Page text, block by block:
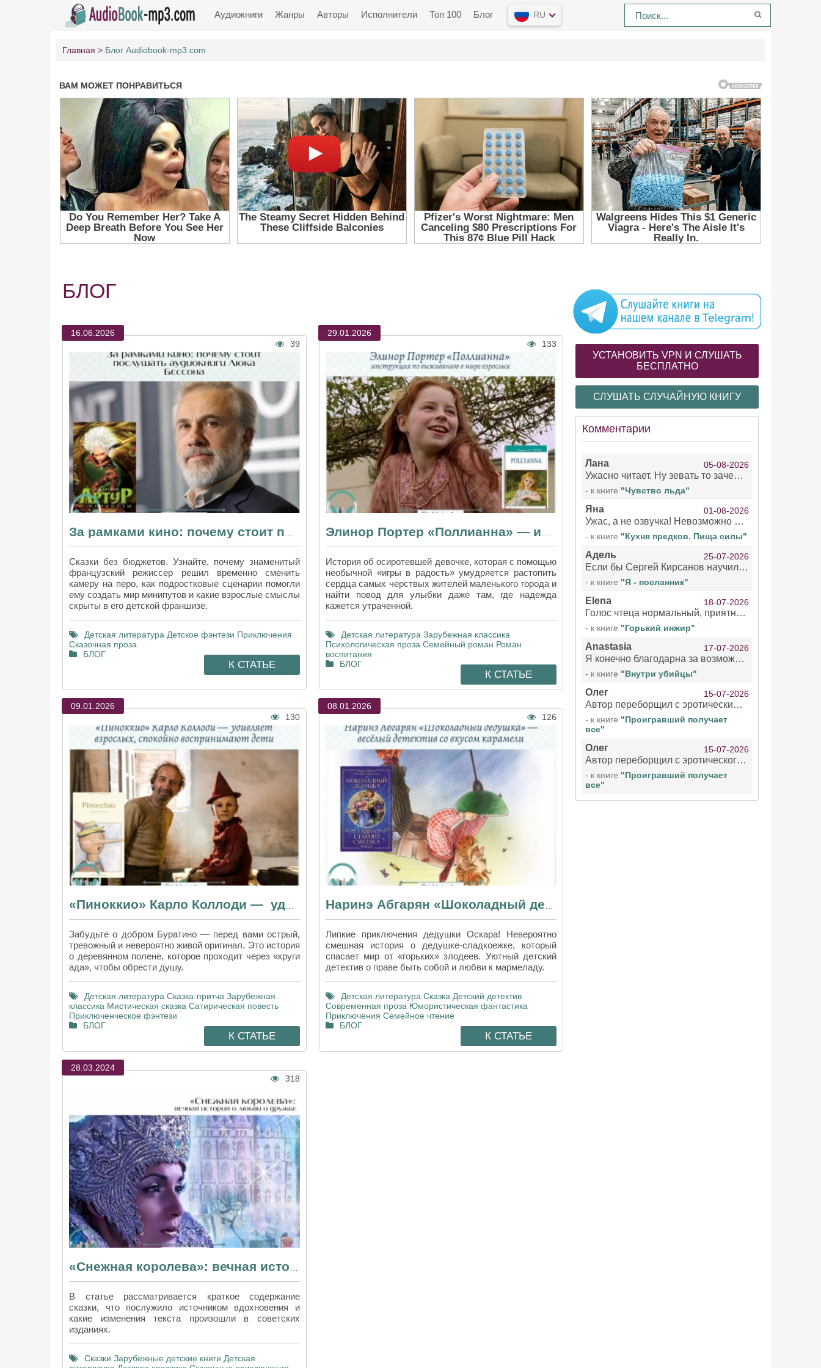
Аудиокниги Жанры Авторы Исполнители Топ 100 Блог RU
Главная Блог Audiobook-mp3.com
БЛОГ
16.06.2026
39
Сказки без бюджетов. Узнайте, почему знаменитый
французский режиссер решил временно сменить
камеру на перо, как подростковые сценарии помогли
ему создать мир минипутов и какие взрослые смыслы
скрыты в его детской франшизе.
Детская литература Детское фэнтези Приключения
Сказочная проза
БЛОГ
К СТАТЬЕ
29.01.2026
133
История об осиротевшей девочке, которая с помощью
необычной «игры в радость» умудряется растопить
сердца самых черствых жителей маленького города и
найти повод для улыбки даже там, где надежда
кажется утраченной.
Детская литература Зарубежная классика
Психологическая проза Семейный роман Роман
воспитания
БЛОГ
К СТАТЬЕ
09.01.2026
130
Забудьте о добром Буратино — перед вами острый,
тревожный и невероятно живой оригинал. Это история
о деревянном полене, которое проходит через «круги
ада», чтобы обрести душу.
Детская литература Сказка-притча Зарубежная
классика Мистическая сказка Сатирическая повесть
Приключенческое фэнтези
БЛОГ
К СТАТЬЕ
08.01.2026
126
Липкие приключения дедушки Оскара! Невероятно
смешная история о дедушке-сладкоежке, который
спасает мир от «горьких» злодеев. Уютный детский
детектив о праве быть собой и любви к мармеладу.
Детская литература Сказка Детский детектив
Современная проза Юмористическая фантастика
Приключения Семейное чтение
БЛОГ
К СТАТЬЕ
28.03.2024
318
В статье рассматривается краткое содержание
сказки, что послужило источником вдохновения и
какие изменения текста произошли в советских
изданиях.
Сказки Зарубежные детские книги Детская
УСТАНОВИТЬ VPN И СЛУШАТЬ
БЕСПЛАТНО
СЛУШАТЬ СЛУЧАЙНУЮ КНИГУ
Комментарии
Лана 05-08-2026
Ужасно читает. Ну зевать то зачем. Уже не говорю, что ударения ставит, как хочет.
- к книге "Чувство льда"
Яна 01-08-2026
Ужас, а не озвучка! Невозможно вникать в смысл текста из за кривляний чтеца
- к книге "Кухня предков. Пища силы"
Адель 25-07-2026
Если бы Сергей Кирсанов научился не сглатывать каждые 1-2 минуты слюну, так что слышно в микрофоне и, что вызывает отвращение, то мелжно было бы слушать.
- к книге "Я - посланник"
Elena 18-07-2026
Голос чтеца нормальный, приятный тембр. Мне очень понравилось озвучивание рассказа. Очень странный отзыв Надежды. Может у неё что-то с нервами?
- к книге "Горький инжир"
Anastasia 17-07-2026
Я конечно благодарна за возможность бесплатно слушать книги даже новинки , но чтение этой книги просто ужасно
- к книге "Внутри убийцы"
Олег 15-07-2026
Автор переборщил с эротическими сценами. Похоже, с этим у него проблемы.
- к книге "Проигравший получает
все"
Олег 15-07-2026
Автор переборщил с эротического сценами. Похоже, с этим у него проблемы.
- к книге "Проигравший получает
все"